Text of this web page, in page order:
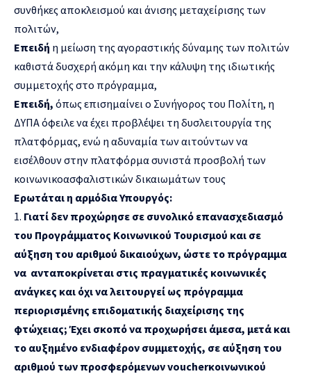
συνθήκες αποκλεισμού και άνισης μεταχείρισης των
πολιτών,
Επειδή η μείωση της αγοραστικής δύναμης των πολιτών
καθιστά δυσχερή ακόμη και την κάλυψη της ιδιωτικής
συμμετοχής στο πρόγραμμα,
Επειδή, όπως επισημαίνει ο Συνήγορος του Πολίτη, η
ΔΥΠΑ όφειλε να έχει προβλέψει τη δυσλειτουργία της
πλατφόρμας, ενώ η αδυναμία των αιτούντων να
εισέλθουν στην πλατφόρμα συνιστά προσβολή των
κοινωνικοασφαλιστικών δικαιωμάτων τους
Ερωτάται η αρμόδια Υπουργός:
Γιατί δεν προχώρησε σε συνολικό επανασχεδιασμό
του Προγράμματος Κοινωνικού Τουρισμού και σε
αύξηση του αριθμού δικαιούχων, ώστε το πρόγραμμα
να ανταποκρίνεται στις πραγματικές κοινωνικές
ανάγκες και όχι να λειτουργεί ως πρόγραμμα
περιορισμένης επιδοματικής διαχείρισης της
φτώχειας; Έχει σκοπό να προχωρήσει άμεσα, μετά και
το αυξημένο ενδιαφέρον συμμετοχής, σε αύξηση του
αριθμού των προσφερόμενωνvoucherκοινωνικού